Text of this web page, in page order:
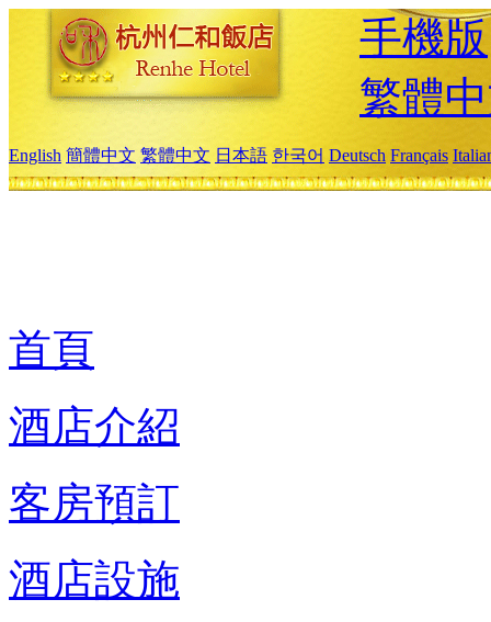
手機版
繁體
English 簡體中文 繁體中文 日本語 한국어 Deutsch Français
首頁
酒店介紹
客房預訂
酒店設施